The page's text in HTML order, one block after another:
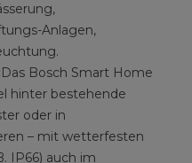
Anlagen,
Das Bosch Smart Home
hinter bestehende
oder in
– mit wetterfesten
IP66) auch im